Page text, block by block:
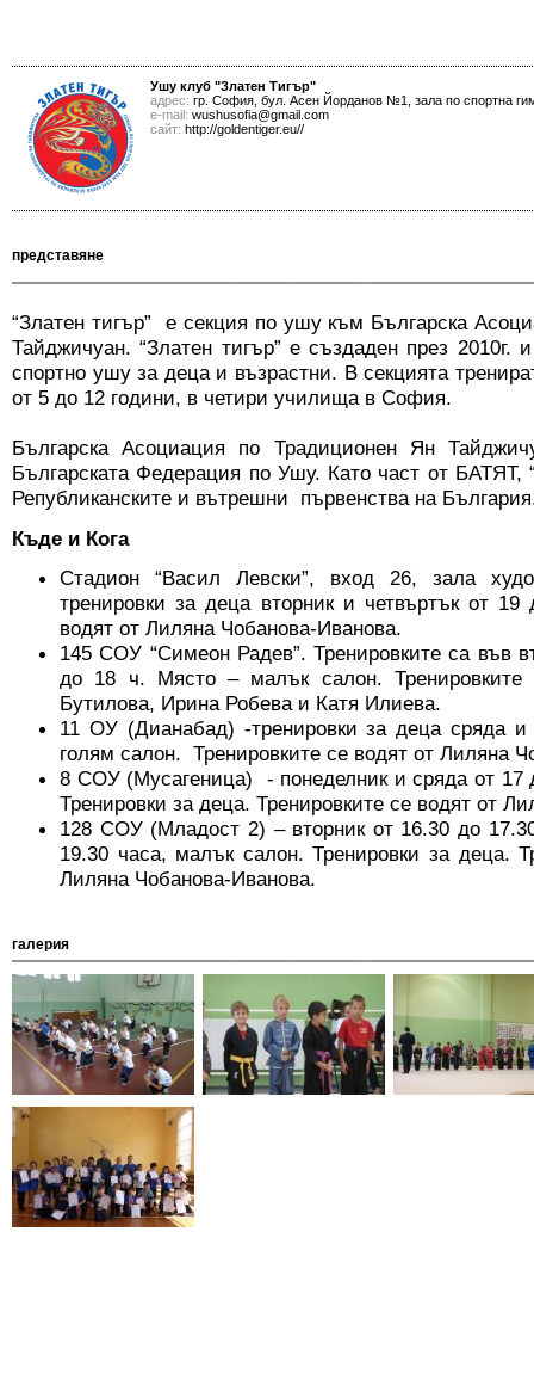
Ушу клуб "Златен Тигър"
адрес: гр. София, бул. Асен Йорданов №1, зала по спортна
е-mail: wushusofia@gmail.com
сайт: http://goldentiger.eu//
представяне
“Златен тигър” е секция по ушу към Българска
Тайджичуан. “Златен тигър” е създаден през
спортно ушу за деца и възрастни. В секцията
от 5 до 12 години, в четири училища в София.
Българска Асоциация по Традиционен Ян
Българската Федерация по Ушу. Като част от БАТЯТ,
Републиканските и вътрешни първенства на
Къде и Кога
Стадион “Васил Левски”, вход 26, зала
тренировки за деца вторник и четвъртък от 19
водят от Лиляна Чобанова-Иванова.
145 СОУ “Симеон Радев”. Тренировките са във
до 18 ч. Място – малък салон. Тренировките
Бутилова, Ирина Робева и Катя Илиева.
11 ОУ (Дианабад) -тренировки за деца сряда
голям салон. Тренировките се водят от Лиляна
8 СОУ (Мусагеница) - понеделник и сряда от 17
Тренировки за деца. Тренировките се водят от
128 СОУ (Младост 2) – вторник от 16.30 до
19.30 часа, малък салон. Тренировки за деца.
Лиляна Чобанова-Иванова.
галерия